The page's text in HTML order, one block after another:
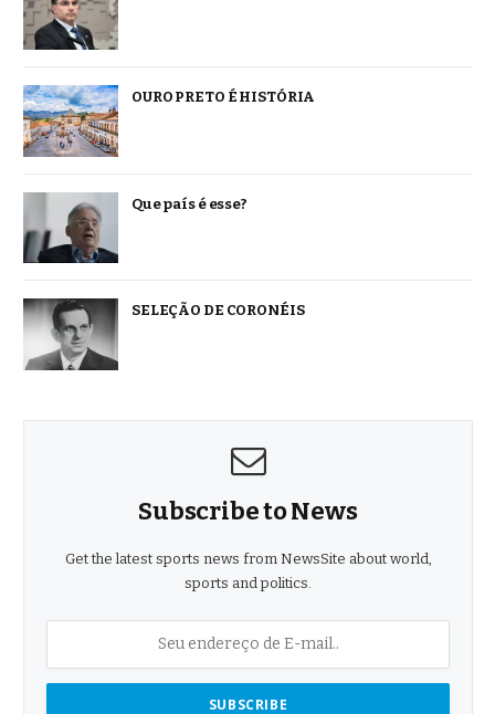
OURO PRETO É HISTÓRIA
Que país é esse?
SELEÇÃO DE CORONÉIS
Subscribe to News
Get the latest sports news from NewsSite about world,
sports and politics.